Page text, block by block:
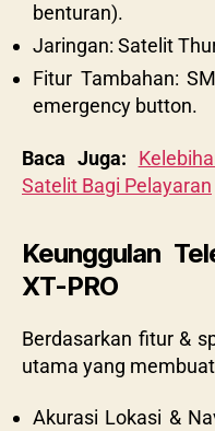
benturan).
Jaringan: Satelit
Fitur Tambahan:
emergency button.
Baca Juga:
Satelit Bagi Pelayaran
Keunggulan
XT-PRO
Berdasarkan fitur &
utama yang
Akurasi Lokasi &